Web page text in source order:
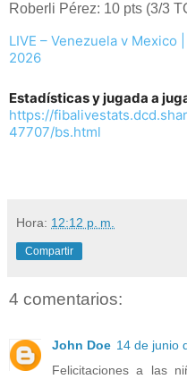
Roberli Pérez: 10 pts (3/3
LIVE – Venezuela v Mexico
2026
Estadísticas y jugada a
https://
47707/bs.html
Hora: 12:12 p. m.
Compartir
4 comentarios:
John Doe 14 de junio
Felicitaciones a las